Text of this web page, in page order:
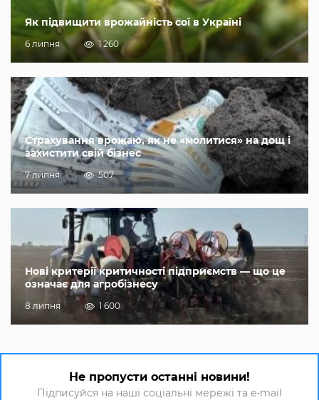
Як підвищити врожайність сої в Україні
6 липня 1 260
Страхування врожаю, як не «молитися» на дощ і
захистити свій бізнес
7 липня 507
Нові критерії критичності підприємств — що це
означає для агробізнесу
8 липня 1 600
Не пропусти останні новини!
Підписуйся на наші соціальні мережі та e-mail